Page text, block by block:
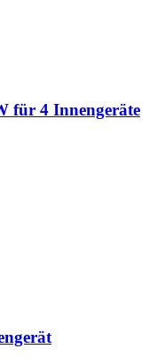
für 4 Innengeräte